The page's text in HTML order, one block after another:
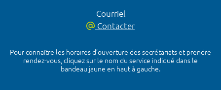
Courriel
Contacter
Pour connaître les horaires d’ouverture des secrétariats et prendre
rendez-vous, cliquez sur le nom du service indiqué dans le
bandeau jaune en haut à gauche.